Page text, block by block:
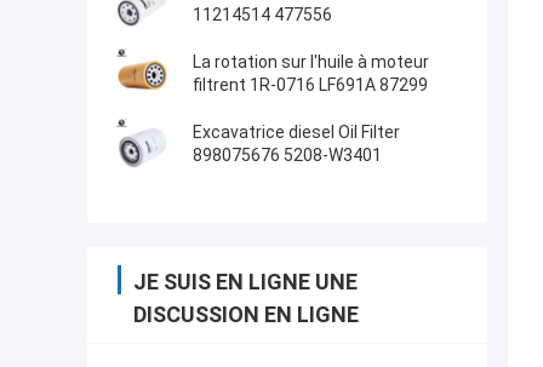
11214514 477556
La rotation sur l'huile à moteur
filtrent 1R-0716 LF691A 87299
Excavatrice diesel Oil Filter
898075676 5208-W3401
JE SUIS EN LIGNE UNE
DISCUSSION EN LIGNE